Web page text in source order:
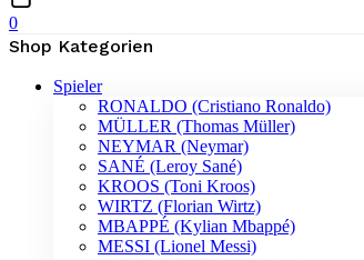
0
Shop Kategorien
Spieler
RONALDO (Cristiano Ronaldo)
MÜLLER (Thomas Müller)
NEYMAR (Neymar)
SANÉ (Leroy Sané)
KROOS (Toni Kroos)
WIRTZ (Florian Wirtz)
MBAPPÉ (Kylian Mbappé)
MESSI (Lionel Messi)